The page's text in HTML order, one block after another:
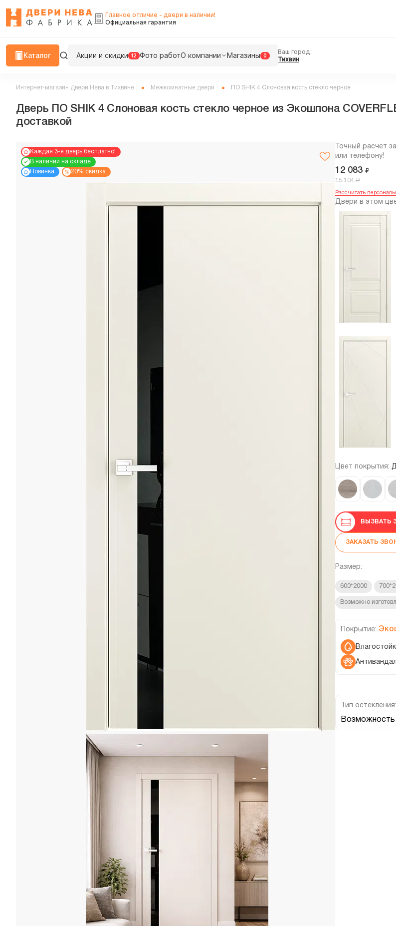
Главное отличие - двери в наличии!
Официальная гарантия
Каталог Акции и скидки 12 Фото работО компании Магазины 0
Ваш город:
Тихвин
Интернет-магазин Двери Нева в Тихвине Межкомнатные двери ПО SHIK 4 Слоновая кость стекло черное
Дверь ПО SHIK 4 Слоновая кость стекло черное из Экошпона
доставкой
Каждая 3-я дверь бесплатно!
В наличии на складе
Новинка
20% скидка
Точный расчет
или телефону!
12 083 ₽
15 104₽
Рассчитать
Двери в этом
Цвет покрытия:
ВЫЗВАТЬ
ЗАКАЗАТЬ
Размер:
600*2000
Возможно
Покрытие:
Тип остекления:
Возможность